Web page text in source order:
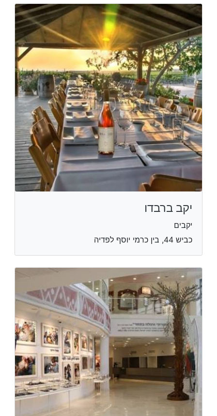
יקב ברבדו
יקבים
כביש 44, בין כרמי יוסף לפדיה